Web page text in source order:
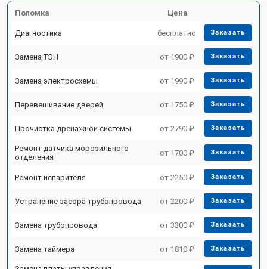
Поломка Цена
Диагностика бесплатно Заказать
Замена ТЭН от 1900 ₽ Заказать
Замена электросхемы от 1990 ₽ Заказать
Перевешивание дверей от 1750 ₽ Заказать
Прочистка дренажной системы от 2790 ₽ Заказать
Ремонт датчика морозильного
отделения
от 1700 ₽ Заказать
Ремонт испарителя от 2250 ₽ Заказать
Устранение засора трубопровода от 2200 ₽ Заказать
Замена трубопровода от 3300 ₽ Заказать
Замена таймера от 1810 ₽ Заказать